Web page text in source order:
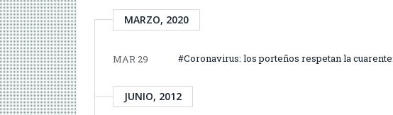
MARZO, 2020
MAR 29 #Coronavirus: los porteños respetan la
JUNIO, 2012